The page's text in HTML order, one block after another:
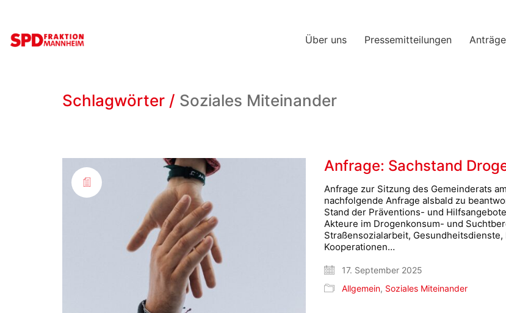
Über uns Pressemitteilungen Anträge
Schlagwörter / Soziales Miteinander
Anfrage: Sachstand
Anfrage zur Sitzung des Gemeinderats
nachfolgende Anfrage alsbald zu
Stand der Präventions- und
Akteure im Drogenkonsum- und
Straßensozialarbeit,
Kooperationen…
17. September 2025
Allgemein, Soziales Miteinander